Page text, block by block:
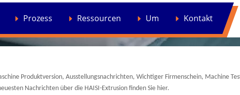
Prozess Ressourcen Um Kontakt
Produktversion, Ausstellungsnachrichten, Wichtiger Firmenschein, Machine
Nachrichten über die HAISI-Extrusion finden Sie hier.